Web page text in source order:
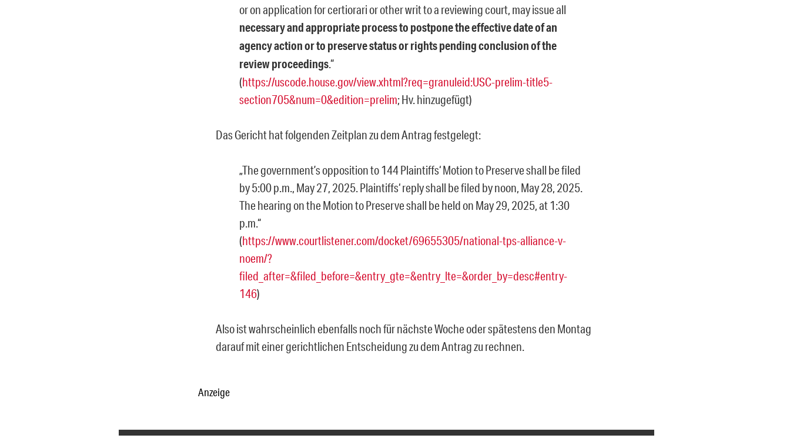
or on application for certiorari or other writ to a reviewing court, may issue all
necessary and appropriate process to postpone the effective date of an
agency action or to preserve status or rights pending conclusion of the
review proceedings.“
(https://uscode.house.gov/view.xhtml?req=granuleid:USC-prelim-title5-
section705&num=0&edition=prelim; Hv. hinzugefügt)
Das Gericht hat folgenden Zeitplan zu dem Antrag festgelegt:
„The government’s opposition to 144 Plaintiffs‘ Motion to Preserve shall be filed
by 5:00 p.m., May 27, 2025. Plaintiffs‘ reply shall be filed by noon, May 28, 2025.
The hearing on the Motion to Preserve shall be held on May 29, 2025, at 1:30
p.m.“
(https://www.courtlistener.com/docket/69655305/national-tps-alliance-v-
noem/?
filed_after=&filed_before=&entry_gte=&entry_lte=&order_by=desc#entry-
146)
Also ist wahrscheinlich ebenfalls noch für nächste Woche oder spätestens den Montag
darauf mit einer gerichtlichen Entscheidung zu dem Antrag zu rechnen.
Anzeige